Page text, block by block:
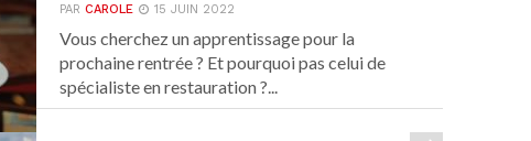
PARCAROLE 15 JUIN 2022
Vous cherchez un apprentissage pour la
prochaine rentrée ? Et pourquoi pas celui de
spécialiste en restauration ?...